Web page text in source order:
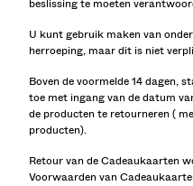
beslissing te moeten
U kunt gebruik maken van
herroeping, maar dit is niet
Boven de voormelde 14 dagen,
toe met ingang van de datum
de producten te retourneren (
producten).
Retour van de Cadeaukaarten
Voorwaarden van